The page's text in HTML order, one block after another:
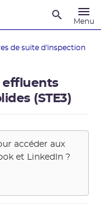
Menu
de suite d'inspection
effluents
(STE3)
accéder aux
et LinkedIn ?